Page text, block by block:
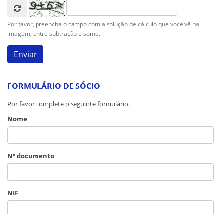
Por favor, preencha o campo com a solução de cálculo que você vê na
imagem, entre subtração e soma.
FORMULÁRIO DE SÓCIO
Por favor complete o seguinte formulário.
Nome
Nº documento
NIF